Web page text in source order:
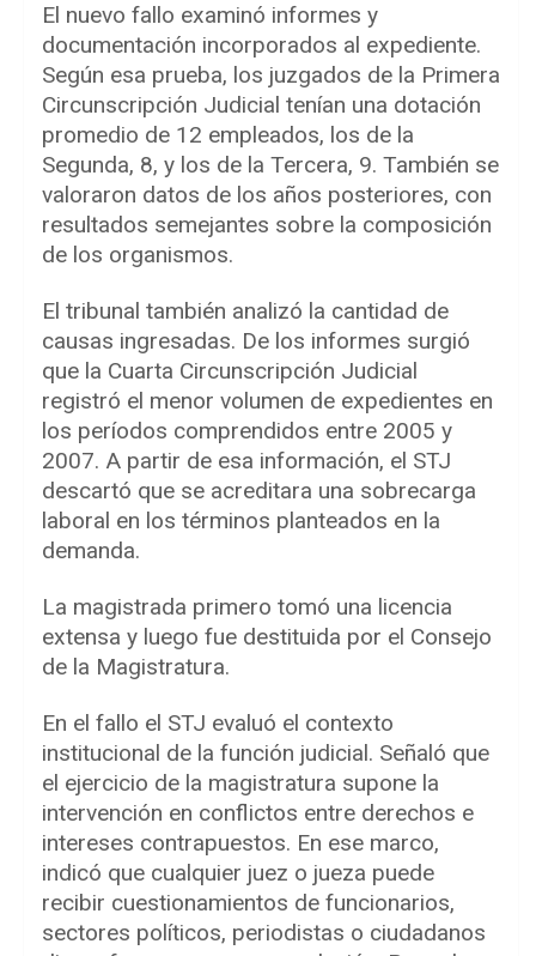
El nuevo fallo examinó informes y
documentación incorporados al expediente.
Según esa prueba, los juzgados de la Primera
Circunscripción Judicial tenían una dotación
promedio de 12 empleados, los de la
Segunda, 8, y los de la Tercera, 9. También se
valoraron datos de los años posteriores, con
resultados semejantes sobre la composición
de los organismos.
El tribunal también analizó la cantidad de
causas ingresadas. De los informes surgió
que la Cuarta Circunscripción Judicial
registró el menor volumen de expedientes en
los períodos comprendidos entre 2005 y
2007. A partir de esa información, el STJ
descartó que se acreditara una sobrecarga
laboral en los términos planteados en la
demanda.
La magistrada primero tomó una licencia
extensa y luego fue destituida por el Consejo
de la Magistratura.
En el fallo el STJ evaluó el contexto
institucional de la función judicial. Señaló que
el ejercicio de la magistratura supone la
intervención en conflictos entre derechos e
intereses contrapuestos. En ese marco,
indicó que cualquier juez o jueza puede
recibir cuestionamientos de funcionarios,
sectores políticos, periodistas o ciudadanos